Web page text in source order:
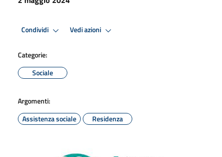
Condividi Vedi azioni
Categorie:
Sociale
Argomenti:
Assistenza sociale
Residenza